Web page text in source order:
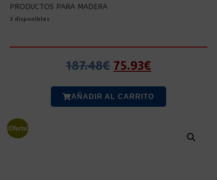
PRODUCTOS PARA MADERA
3 disponibles
187.48€ 75.93€
AÑADIR AL CARRITO
¡Oferta!